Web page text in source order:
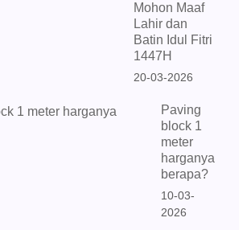
Mohon Maaf
Lahir dan
Batin Idul Fitri
1447H
20-03-2026
Paving
block 1
meter
harganya
berapa?
10-03-
2026